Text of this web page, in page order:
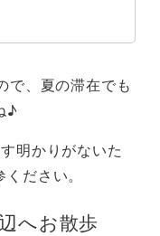
で、夏の滞在でも
♪
明かりがないた
ださい。
へお散歩